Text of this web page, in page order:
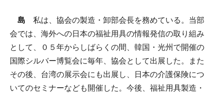
島 私は、協会の製造・卸部会長を務めている。当部
会では、海外への日本の福祉用具の情報発信の取り組み
として、０５年からしばらくの間、韓国・光州で開催の
国際シルバー博覧会に毎年、協会として出展した。また
その後、台湾の展示会にも出展し、日本の介護保険につ
いてのセミナーなども開催した。今後、福祉用具製造・